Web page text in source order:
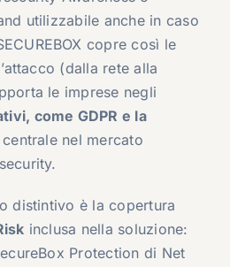
utilizzabile anche in caso
copre così le
(dalla rete alla
le imprese negli
come GDPR e la
nel mercato
distintivo è la copertura
inclusa nella soluzione:
Protection di Net